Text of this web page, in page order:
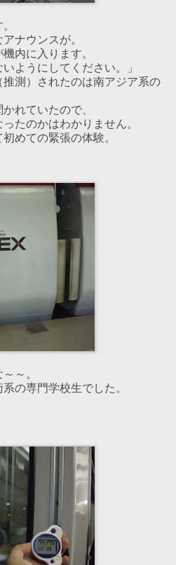
ナウンスが。
内に入ります。
ようにしてください。」
測）されたのは南アジア系の
れていたので、
たのかはわかりません。
めての緊張の体験。
～。
の専門学校生でした。